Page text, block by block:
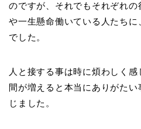
のですが、それでもそれぞれの
や一生懸命働いている人たち
でした。
人と接する事は時に煩わしく
間が増えると本当にありがた
じました。